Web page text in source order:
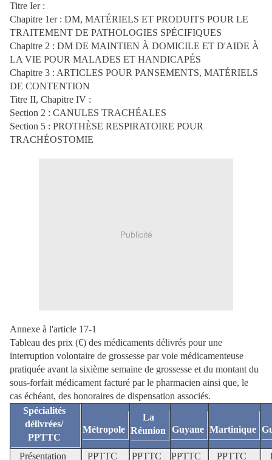
Titre Ier :
Chapitre 1er : DM, MATÉRIELS ET PRODUITS POUR LE
TRAITEMENT DE PATHOLOGIES SPÉCIFIQUES
Chapitre 2 : DM DE MAINTIEN À DOMICILE ET D'AIDE À
LA VIE POUR MALADES ET HANDICAPÉS
Chapitre 3 : ARTICLES POUR PANSEMENTS, MATÉRIELS
DE CONTENTION
Titre II, Chapitre IV :
Section 2 : CANULES TRACHÉALES
Section 5 : PROTHÈSE RESPIRATOIRE POUR
TRACHÉOSTOMIE
Publicité
Annexe à l'article 17-1
Tableau des prix (€) des médicaments délivrés pour une
interruption volontaire de grossesse par voie médicamenteuse
pratiquée avant la sixième semaine de grossesse et du montant du
sous-forfait médicament facturé par le pharmacien ainsi que, le
cas échéant, des honoraires de dispensation associés.
Spécialités
délivrées/
PPTTC
Métropole
La
Réunion
Guyane Martinique
Présentation PPTTC PPTTC PPTTC PPTTC